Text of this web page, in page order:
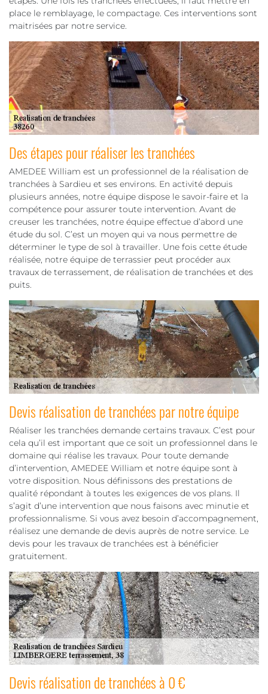
place le remblayage, le compactage. Ces interventions sont
maitrisées par notre service.
Des étapes pour réaliser les tranchées
AMEDEE William est un professionnel de la réalisation de
tranchées à Sardieu et ses environs. En activité depuis
plusieurs années, notre équipe dispose le savoir-faire et la
compétence pour assurer toute intervention. Avant de
creuser les tranchées, notre équipe effectue d’abord une
étude du sol. C’est un moyen qui va nous permettre de
déterminer le type de sol à travailler. Une fois cette étude
réalisée, notre équipe de terrassier peut procéder aux
travaux de terrassement, de réalisation de tranchées et des
puits.
Devis réalisation de tranchées par notre équipe
Réaliser les tranchées demande certains travaux. C’est pour
cela qu’il est important que ce soit un professionnel dans le
domaine qui réalise les travaux. Pour toute demande
d’intervention, AMEDEE William et notre équipe sont à
votre disposition. Nous définissons des prestations de
qualité répondant à toutes les exigences de vos plans. Il
s’agit d’une intervention que nous faisons avec minutie et
professionnalisme. Si vous avez besoin d’accompagnement,
réalisez une demande de devis auprès de notre service. Le
devis pour les travaux de tranchées est à bénéficier
gratuitement.
Devis réalisation de tranchées à 0 €